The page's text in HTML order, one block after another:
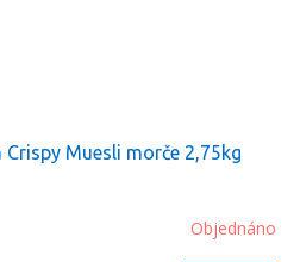
Crispy Muesli morče 2,75kg
Objednáno